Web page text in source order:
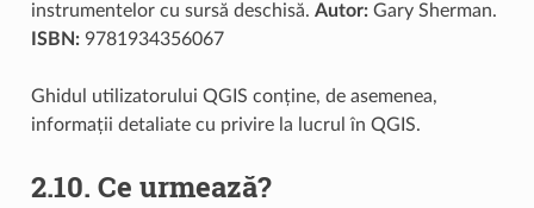
instrumentelor cu sursă deschisă. Autor:Gary Sherman.
ISBN:9781934356067
Ghidul utilizatorului QGIS conține, de asemenea,
informații detaliate cu privire la lucrul în QGIS.
2.10. Ce urmează?